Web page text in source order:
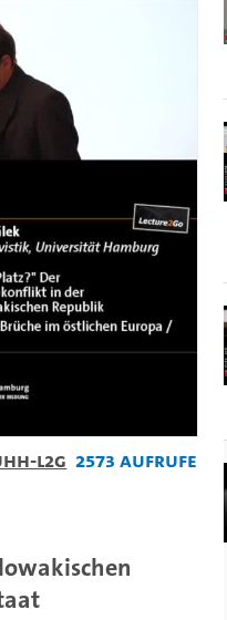
L2G 2573 Aufrufe